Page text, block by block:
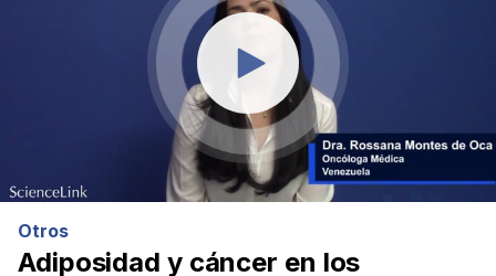
Otros
Adiposidad y cáncer en los